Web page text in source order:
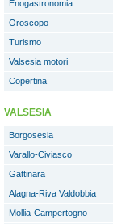
Enogastronomia
Oroscopo
Turismo
Valsesia motori
Copertina
VALSESIA
Borgosesia
Varallo-Civiasco
Gattinara
Alagna-Riva Valdobbia
Mollia-Campertogno